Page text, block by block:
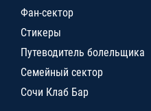
Фан-сектор
Стикеры
Путеводитель болельщика
Семейный сектор
Сочи Клаб Бар